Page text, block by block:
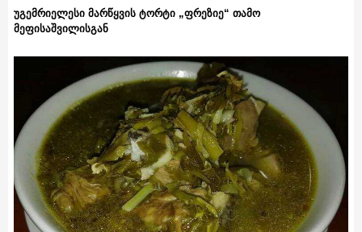
უგემრიელესი მარწყვის ტორტი „ფრეზიე“ თამო
მეფისაშვილისგან